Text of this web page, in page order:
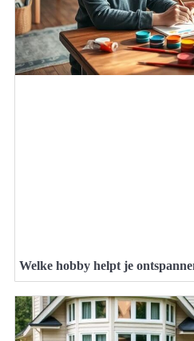
Welke hobby helpt je